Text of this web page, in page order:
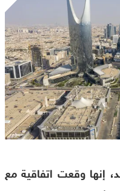
إنها وقعت اتفاقية مع